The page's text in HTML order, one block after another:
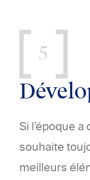
5
Si l’époque
souhaite
meilleurs